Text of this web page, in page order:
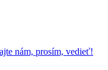
nám, prosím, vedieť!